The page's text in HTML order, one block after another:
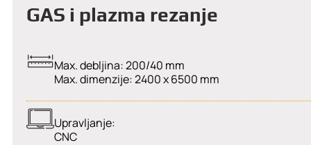
GAS i plazma rezanje
Max. debljina: 200/40 mm
Max. dimenzije: 2400 x 6500 mm
Upravljanje:
CNC